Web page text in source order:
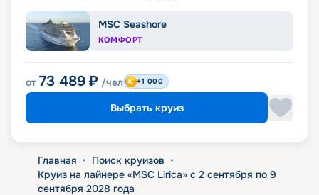
MSC Seashore
КОМФОРТ
от 73 489 ₽ /чел +1 000
Выбрать круиз
Главная • Поиск круизов •
Круиз на лайнере «MSC Lirica» с 2 сентября по 9
сентября 2028 года